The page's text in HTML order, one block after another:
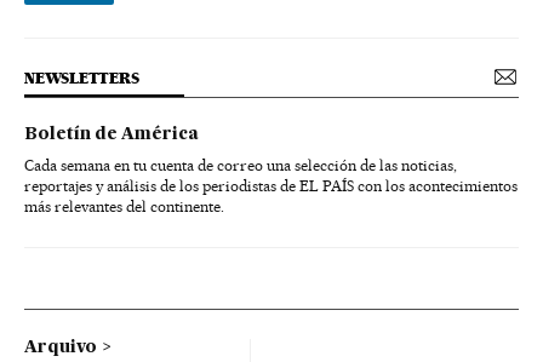
NEWSLETTERS
Boletín de América
Cada semana en tu cuenta de correo una selección de las noticias,
reportajes y análisis de los periodistas de EL PAÍS con los acontecimientos
más relevantes del continente.
Arquivo